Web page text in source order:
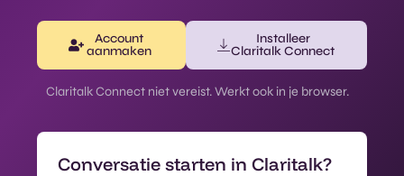
Account
aanmaken
Installeer
Claritalk Connect
Claritalk Connect niet vereist. Werkt ook in je browser.
Conversatie starten in Claritalk?